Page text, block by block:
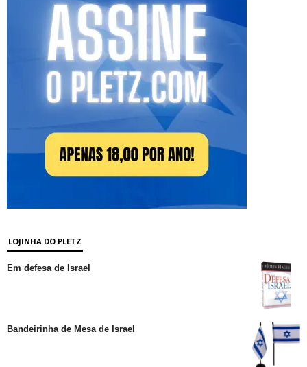
LOJINHA DO PLETZ
Em defesa de Israel
Bandeirinha de Mesa de Israel